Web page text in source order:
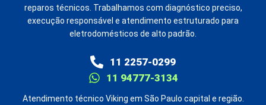
reparos técnicos. Trabalhamos com diagnóstico preciso,
execução responsável e atendimento estruturado para
eletrodomésticos de alto padrão.
11 2257-0299
11 94777-3134
Atendimento técnico Viking em São Paulo capital e região.